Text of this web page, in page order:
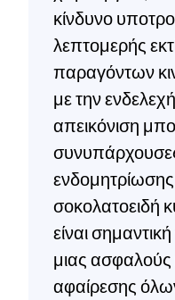
κίνδυνο
λεπτομερής
παραγόντων
με την
απεικόνιση
συνυπάρχουσες
σοκολατοειδή
είναι
μιας ασφαλούς
αφαίρεσης